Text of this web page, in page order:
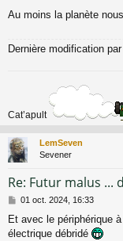
Au moins la planète
Dernière modification par
Cat’apult
LemSeven
Sevener
Re: Futur malus ...
M
s
s
01 oct. 2024, 16:33
Et avec le périphérique
électrique débridé